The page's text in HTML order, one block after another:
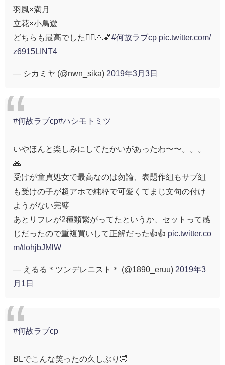
羽風×満月
立花×小鳥遊
どちらも最高でした🤦‍♀️🙏💕#何故ラブcp pic.twitter.com/
z6915LINT4
— シカミヤ (@nwn_sika) 2019年3月3日
#何故ラブcp#ハシモトミツ
いやほんと楽しみにしてたかいがあったわ〜〜。。。
🙏
受けが童貞処女で最高なのは勿論、表題作組もサブ組
も受けの子が超アホで純粋で可愛くてまじ文句の付け
ようがない完璧
あとリフレが2種類繋がってたというか、セットって感
じだったので重複買いして正解だった👍👍 pic.twitter.co
m/tIohjbJMlW
— えるる＊ツンデレニスト＊ (@1890_eruu) 2019年3
月1日
#何故ラブcp
BLでこんな笑ったの久しぶり🤣